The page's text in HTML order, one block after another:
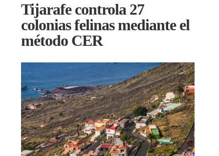
Tijarafe controla 27
colonias felinas mediante el
método CER